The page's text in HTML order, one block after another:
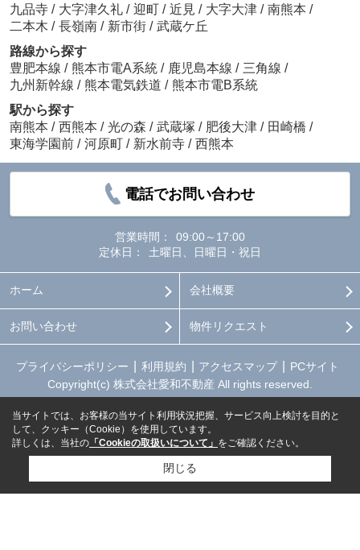
九品寺 / 大字津久礼 / 迎町 / 近見 / 大字大津 / 南熊本 /
二本木 / 長嶺南 / 新市街 / 武蔵ケ丘
路線から探す
豊肥本線 / 熊本市電A系統 / 鹿児島本線 / 三角線 /
九州新幹線 / 熊本電気鉄道 / 熊本市電B系統
駅から探す
南熊本 / 西熊本 / 光の森 / 武蔵塚 / 肥後大津 / 田崎橋 /
東海学園前 / 河原町 / 新水前寺 / 西熊本
電話でお問い合わせ
営業時間：
09:00～17:00
定休日：
土曜日、日曜日・祝日
ホーム 会社概要
お問い合わせ 物件リクエスト
プライバシーポリシー 利用規約 アクセスマップ
PCサイト
Copyright(c) 株式会社愛和不動産 All rights reserved.
当サイトでは、お客様の当サイト利用状況把握、サービス向上検討を目的と
して、クッキー（Cookie）を使用しています。
詳しくは、当社の 「Cookieの取扱いについて」 をご確認ください。
閉じる